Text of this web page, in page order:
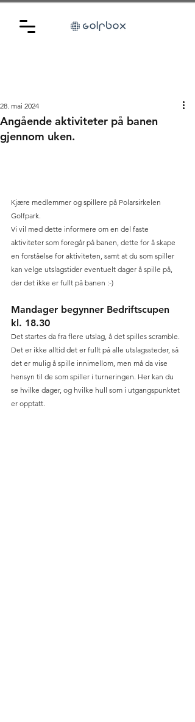
Angående aktiviteter på banen
gjennom uken.
28. mai 2024
Kjære medlemmer og spillere på Polarsirkelen
Golfpark.
Vi vil med dette informere om en del faste
aktiviteter som foregår på banen, dette for å skape
en forståelse for aktiviteten, samt at du som spiller
kan velge utslagstider eventuelt dager å spille på,
der det ikke er fullt på banen :-)
Mandager begynner Bedriftscupen
kl. 18.30
Det startes da fra flere utslag, å det spilles scramble.
Det er ikke alltid det er fullt på alle utslagssteder, så
det er mulig å spille innimellom, men må da vise
hensyn til de som spiller i turneringen. Her kan du
se hvilke dager, og hvilke hull som i utgangspunktet
er opptatt.